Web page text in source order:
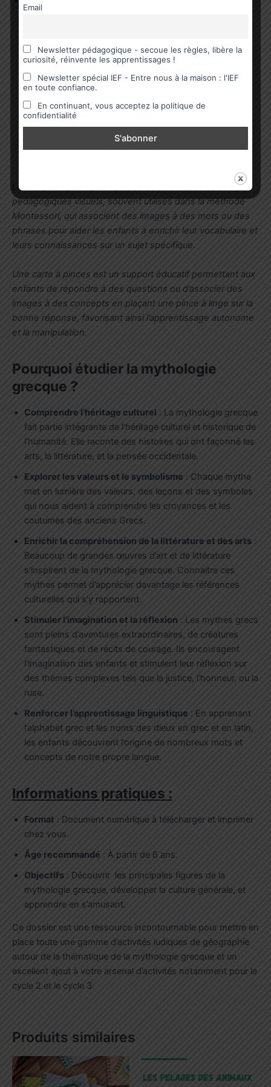
une identification visuelle,
14 cartes « Définition »donnant une brève
description du dieu ou de la déesse,
divinité à deux de ses symboles,
14 cartes « Nom en latin »
l’apprentissage des noms grecs et romains des
Les cartes de nomenclature sont des supports
pédagogiques visuels, souvent utilisés dans la méthode
Montessori, qui associent des images à des mots ou des
phrases pour aider les enfants à enrichir leur vocabulaire et
leurs connaissances sur un sujet spécifique.
Une carte à pinces est un support éducatif permettant aux
enfants de répondre à des questions ou d’associer des
images à des concepts en plaçant une pince à linge sur la
bonne réponse, favorisant ainsi l’apprentissage autonome
et la manipulation.
Pourquoi étudier la mythologie
grecque ?
Comprendre l’héritage culturel : La mythologie grecque
fait partie intégrante de l’héritage culturel et historique de
l’humanité. Elle raconte des histoires qui ont façonné les
arts, la littérature, et la pensée occidentale.
Explorer les valeurs et le symbolisme : Chaque mythe
met en lumière des valeurs, des leçons et des symboles
qui nous aident à comprendre les croyances et les
coutumes des anciens Grecs.
Enrichir la compréhension de la littérature et des arts :
Beaucoup de grandes œuvres d’art et de littérature
s’inspirent de la mythologie grecque. Connaitre ces
mythes permet d’apprécier davantage les références
culturelles qui s’y rapportent.
Stimuler l’imagination et la réflexion : Les mythes grecs
sont pleins d’aventures extraordinaires, de créatures
fantastiques et de récits de courage. Ils encouragent
l’imagination des enfants et stimulent leur réflexion sur
des thèmes complexes tels que la justice, l’honneur, ou la
ruse.
Renforcer l’apprentissage linguistique : En apprenant
l’alphabet grec et les noms des dieux en grec et en latin,
les enfants découvrent l’origine de nombreux mots et
concepts de notre propre langue.
Informations pratiques :
Format : Document numérique à télécharger et imprimer
chez vous.
Âge recommandé : À partir de 6 ans.
Objectifs : Découvrir les principales figures de la
mythologie grecque, développer la culture générale, et
apprendre en s’amusant.
Ce dossier est une ressource incontournable pour mettre en
place toute une gamme d’activités ludiques de géographie
autour de la thématique de la mythologie grecque et un
excellent ajout à votre arsenal d’activités notamment pour le
cycle 2 et le cycle 3.
Produits similaires
Email
Newsletter pédagogique - secoue les règles, libère la
curiosité, réinvente les apprentissages !
Newsletter spécial IEF - Entre nous à la maison : l'IEF
en toute confiance.
En continuant, vous acceptez la politique de
confidentialité